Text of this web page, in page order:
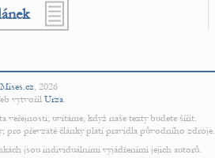
Mises.cz, 2026
vytvořil Urza.
veřejnosti; uvítáme, když naše texty budete šířit.
pro převzaté články platí pravidla původního zdroje.
jsou individuálními vyjádřeními jejich autorů.